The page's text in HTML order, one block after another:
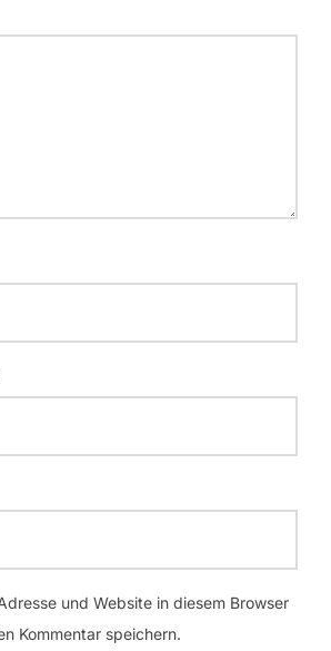
und Website in diesem Browser
Kommentar speichern.